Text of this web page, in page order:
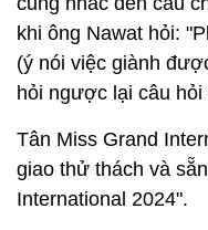
khi ông Nawat hỏi:
(ý nói việc giành
hỏi ngược lại câu
Tân Miss Grand
giao thử thách và
International 2024".